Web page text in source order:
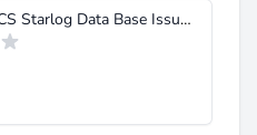
Fujitsu GTE SBCS Starlog Data Base Issue 1 Jul 1987.PDF